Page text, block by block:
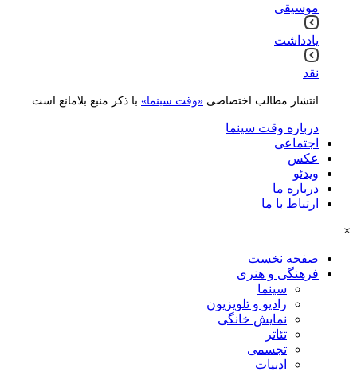
موسیقی
یادداشت
نقد
انتشار مطالب اختصاصی «وقت سینما» با ذکر منبع بلامانع است
درباره وقت سینما
اجتماعی
عکس
ویدئو
درباره ما
ارتباط با ما
×
صفحه نخست
فرهنگی و هنری
سینما
رادیو و تلویزیون
نمایش خانگی
تئاتر
تجسمی
ادبیات